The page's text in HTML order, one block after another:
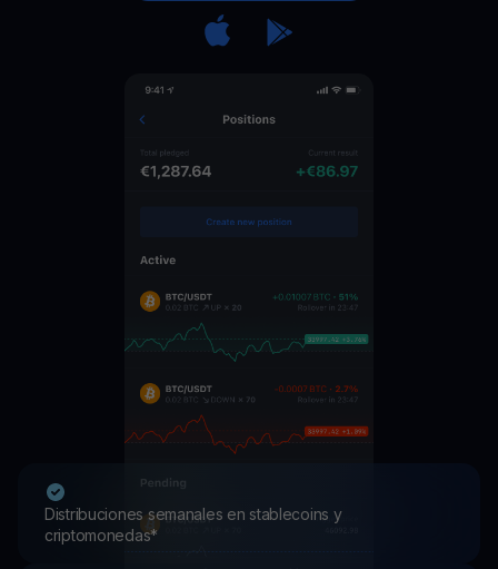
Distribuciones semanales en stablecoins y
criptomonedas*